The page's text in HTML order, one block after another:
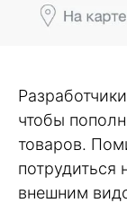
чтобы
товаров.
потрудиться
внешним